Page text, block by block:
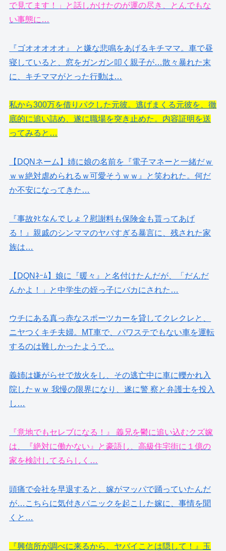
で見てます！」と話しかけたのが運の尽き、とんでもな
い事態に…
『ゴオオオオオ』 と嫌な悲鳴をあげるキチママ。車で昼
寝していると、窓をガンガン叩く親子が…散々暴れた末
に、キチママがとった行動は…
私から300万を借りパクした元彼。逃げまくる元彼を、徹
底的に追い詰め、遂に職場を突き止めた。内容証明を送
ってみると…
【DQNネーム】姉に娘の名前を『電子マネーと一緒だｗ
ｗｗ絶対虐められるｗ可愛そうｗｗ』と笑われた。何だ
か不安になってきた…
『事故ﾀﾋなんでしょ？慰謝料も保険金も貰ってあげ
る！』親戚のシンママのヤバすぎる暴言に、残された家
族は…
【DQNﾈｰﾑ】娘に『暖々』と名付けたんだが、「だんだ
んかよ！」と中学生の姪っ子にバカにされた…
ウチにある真っ赤なスポーツカーを貸してクレクレと、
ニヤつくキチ夫婦。MT車で、パワステでもない車を運転
するのは難しかったようで…
義姉は嫌がらせで放火をし、その逃亡中に車に轢かれ入
院したｗｗ 我慢の限界になり、遂に警 察と弁護士を投入
し…
『意地でもセレブになる！』 義兄を鬱に追い込むクズ嫁
は、『絶対に働かない』と豪語し、高級住宅街に１億の
家を検討してるらしく…
頭痛で会社を早退すると、嫁がマッパで踊っていたんだ
が…こちらに気付きパニックを起こした嫁に、事情を聞
くと…
『興信所が調べに来るから、ヤバイことは隠して！』玉